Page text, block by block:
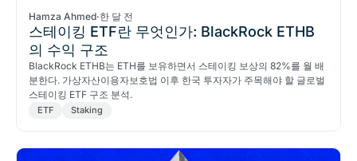
Hamza Ahmed·한 달 전
스테이킹 ETF란 무엇인가: BlackRock ETHB
의 수익 구조
BlackRock ETHB는 ETH를 보유하면서 스테이킹 보상의 82%를 월 배
분한다. 가상자산이용자보호법 이후 한국 투자자가 주목해야 할 글로벌
스테이킹 ETF 구조 분석.
ETF Staking